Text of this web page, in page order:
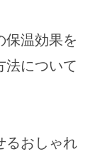
保温効果を
法について
るおしゃれ